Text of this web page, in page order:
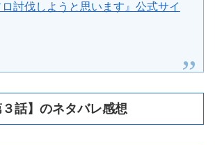
討伐しようと思います』公式サイ
話】のネタバレ感想